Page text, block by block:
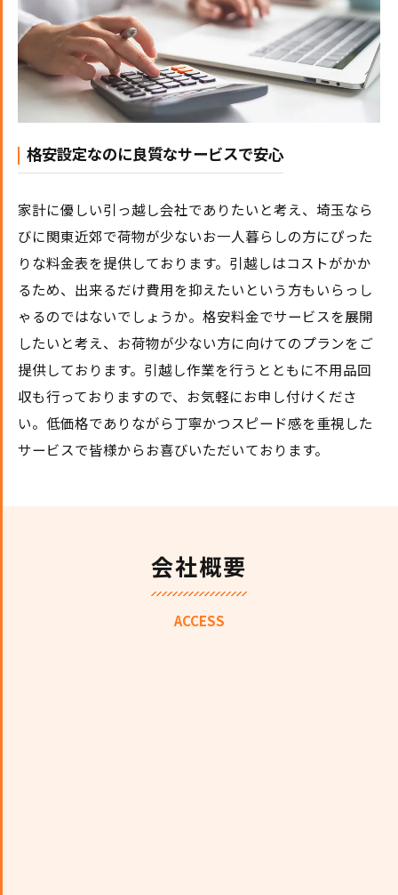
格安設定なのに良質なサービスで安心
家計に優しい引っ越し会社でありたいと考え、埼玉なら
びに関東近郊で荷物が少ないお一人暮らしの方にぴった
りな料金表を提供しております。引越しはコストがかか
るため、出来るだけ費用を抑えたいという方もいらっし
ゃるのではないでしょうか。格安料金でサービスを展開
したいと考え、お荷物が少ない方に向けてのプランをご
提供しております。引越し作業を行うとともに不用品回
収も行っておりますので、お気軽にお申し付けくださ
い。低価格でありながら丁寧かつスピード感を重視した
サービスで皆様からお喜びいただいております。
会社概要
ACCESS